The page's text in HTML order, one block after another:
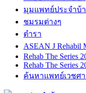
มุมแพทย์ประจำบ้
ชมรมต่างๆ
ตำรา
ASEAN J
Rehab The Series
Rehab The Series
ค้นหาแพทย์เวชศ